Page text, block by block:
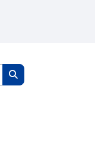
搜尋課程
搜尋課程